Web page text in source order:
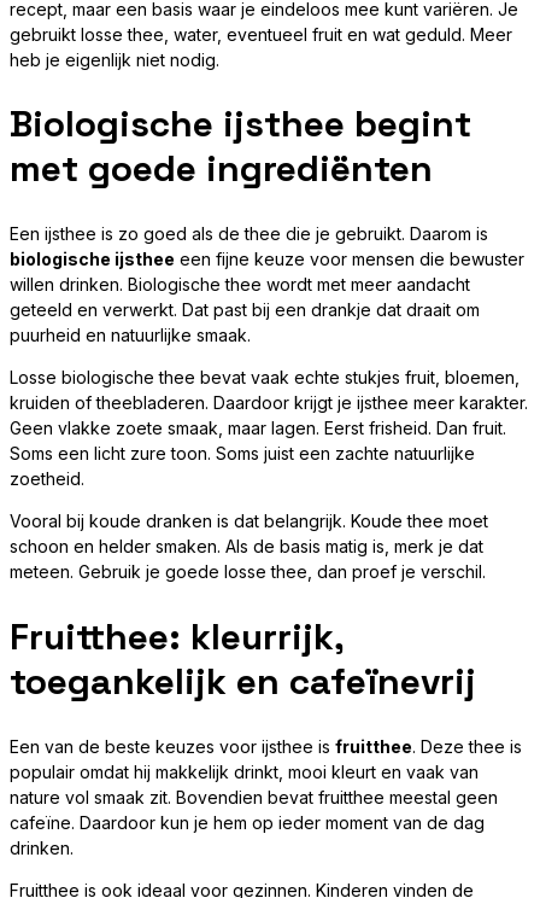
recept, maar een basis waar je eindeloos mee kunt variëren. Je
gebruikt losse thee, water, eventueel fruit en wat geduld. Meer
heb je eigenlijk niet nodig.
Biologische ijsthee begint
met goede ingrediënten
Een ijsthee is zo goed als de thee die je gebruikt. Daarom is
biologische ijsthee een fijne keuze voor mensen die bewuster
willen drinken. Biologische thee wordt met meer aandacht
geteeld en verwerkt. Dat past bij een drankje dat draait om
puurheid en natuurlijke smaak.
Losse biologische thee bevat vaak echte stukjes fruit, bloemen,
kruiden of theebladeren. Daardoor krijgt je ijsthee meer karakter.
Geen vlakke zoete smaak, maar lagen. Eerst frisheid. Dan fruit.
Soms een licht zure toon. Soms juist een zachte natuurlijke
zoetheid.
Vooral bij koude dranken is dat belangrijk. Koude thee moet
schoon en helder smaken. Als de basis matig is, merk je dat
meteen. Gebruik je goede losse thee, dan proef je verschil.
Fruitthee: kleurrijk,
toegankelijk en cafeïnevrij
Een van de beste keuzes voor ijsthee is fruitthee. Deze thee is
populair omdat hij makkelijk drinkt, mooi kleurt en vaak van
nature vol smaak zit. Bovendien bevat fruitthee meestal geen
cafeïne. Daardoor kun je hem op ieder moment van de dag
drinken.
Fruitthee is ook ideaal voor gezinnen. Kinderen vinden de